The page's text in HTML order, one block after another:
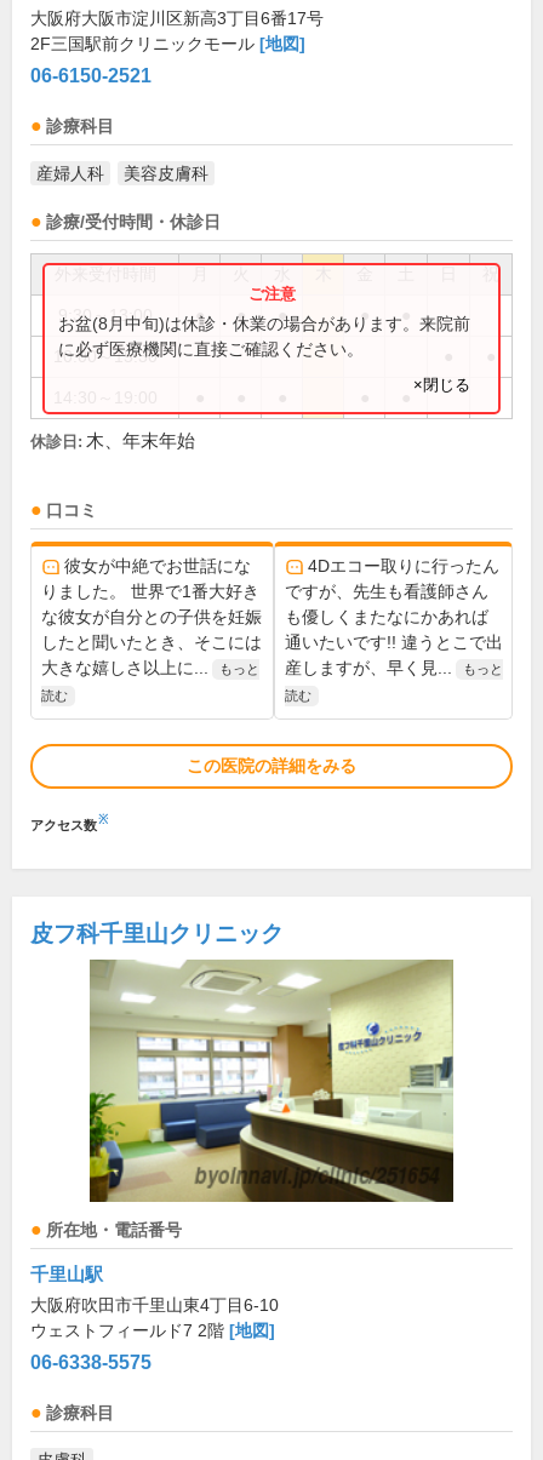
大阪府大阪市淀川区新高3丁目6番17号
2F三国駅前クリニックモール [地図]
06-6150-2521
診療科目
産婦人科 美容皮膚科
診療/受付時間・休診日
祝
9:30～13:00 ● ● ● ●
10:00～15:30
お盆(8月中旬)は休診・休業の場合があります。来院前
に必ず医療機関に直接ご確認ください。
×閉じる
休診日: 木、年末年始
口コミ
彼女が中絶でお世話にな
りました。 世界で1番大好き
な彼女が自分との子供を妊娠
したと聞いたとき、そこには
大きな嬉しさ以上に...
もっと
読む
4Dエコー取りに行ったん
ですが、先生も看護師さん
も優しくまたなにかあれば
通いたいです!! 違うとこで出
産しますが、早く見...
もっと
読む
この医院の詳細をみる
アクセス数※
皮フ科千里山クリニック
所在地・電話番号
千里山駅
大阪府吹田市千里山東4丁目6-10
ウェストフィールド7 2階 [地図]
06-6338-5575
診療科目